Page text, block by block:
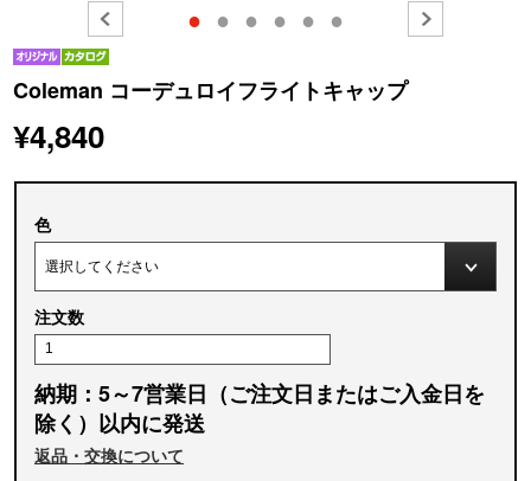
● ● ● ● ● ●
Coleman コーデュロイフライトキャップ
¥4,840
色
注文数
納期：5～7営業日（ご注文日またはご入金日を
除く）以内に発送
返品・交換について